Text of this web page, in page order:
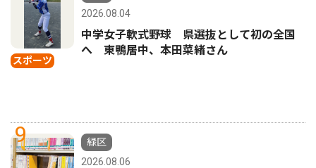
スポーツ
2026.08.04
中学女子軟式野球 県選抜として初の全国
へ 東鴨居中、本田菜緒さん
9
緑区
2026.08.06